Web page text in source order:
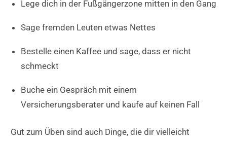
Lege dich in der Fußgängerzone mitten in den Gang
Sage fremden Leuten etwas Nettes
Bestelle einen Kaffee und sage, dass er nicht
schmeckt
Buche ein Gespräch mit einem
Versicherungsberater und kaufe auf keinen Fall
Gut zum Üben sind auch Dinge, die dir vielleicht